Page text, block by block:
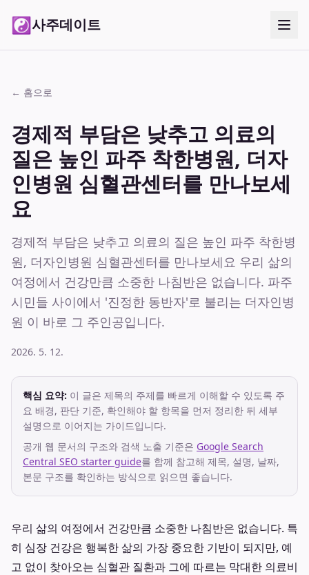
☯사주데이트
← 홈으로
경제적 부담은 낮추고 의료의
질은 높인 파주 착한병원, 더자
인병원 심혈관센터를 만나보세
요
경제적 부담은 낮추고 의료의 질은 높인 파주 착한병
원, 더자인병원 심혈관센터를 만나보세요 우리 삶의
여정에서 건강만큼 소중한 나침반은 없습니다. 파주
시민들 사이에서 '진정한 동반자'로 불리는 더자인병
원 이 바로 그 주인공입니다.
2026. 5. 12.
핵심 요약: 이 글은 제목의 주제를 빠르게 이해할 수 있도록 주
요 배경, 판단 기준, 확인해야 할 항목을 먼저 정리한 뒤 세부
설명으로 이어지는 가이드입니다.
공개 웹 문서의 구조와 검색 노출 기준은 Google Search
Central SEO starter guide를 함께 참고해 제목, 설명, 날짜,
본문 구조를 확인하는 방식으로 읽으면 좋습니다.
우리 삶의 여정에서 건강만큼 소중한 나침반은 없습니다. 특
히 심장 건강은 행복한 삶의 가장 중요한 기반이 되지만, 예
고 없이 찾아오는 심혈관 질환과 그에 따르는 막대한 의료비